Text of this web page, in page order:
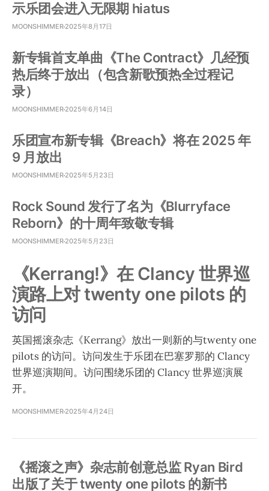
示乐团会进入无限期 hiatus
MOONSHIMMER 2025年8月17日
新专辑首支单曲《The Contract》几经预
热后终于放出（包含新歌预热全过程记
录）
MOONSHIMMER 2025年6月14日
乐团宣布新专辑《Breach》将在 2025 年
9 月放出
MOONSHIMMER 2025年5月23日
Rock Sound 发行了名为《Blurryface
Reborn》的十周年致敬专辑
MOONSHIMMER 2025年5月23日
《Kerrang!》在 Clancy 世界巡
演路上对 twenty one pilots 的
访问
英国摇滚杂志《Kerrang》放出一则新的与twenty one
pilots 的访问。访问发生于乐团在巴塞罗那的 Clancy
世界巡演期间。访问围绕乐团的 Clancy 世界巡演展
开。
MOONSHIMMER 2025年4月24日
《摇滚之声》杂志前创意总监 Ryan Bird
出版了关于 twenty one pilots 的新书